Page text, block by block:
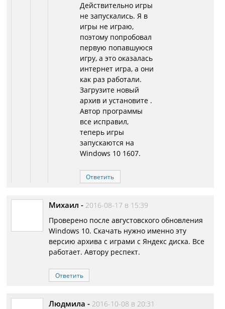
Действительно игры
не запускались. Я в
игры не играю,
поэтому попробовал
первую попавшуюся
игру, а это оказалась
интернет игра, а они
как раз работали.
Загрузите новый
архив и установите .
Автор программы
все исправил,
теперь игры
запускаются на
Windows 10 1607.
Ответить
Михаил - 2016-08-17 в 15:39
Проверено после августовского обновления
Windows 10. Скачать нужно именно эту
версию архива с играми с Яндекс диска. Все
работает. Автору респект.
Ответить
Людмила - 2016-10-08 в 20:31